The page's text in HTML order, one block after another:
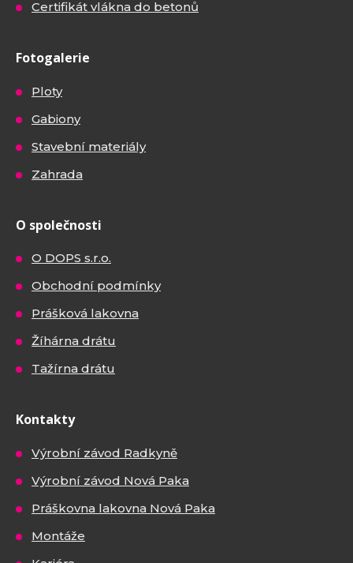
Certifikát vlákna do betonů
Fotogalerie
Ploty
Gabiony
Stavební materiály
Zahrada
O společnosti
O DOPS s.r.o.
Obchodní podmínky
Prášková lakovna
Žíhárna drátu
Tažírna drátu
Kontakty
Výrobní závod Radkyně
Výrobní závod Nová Paka
Práškovna lakovna Nová Paka
Montáže